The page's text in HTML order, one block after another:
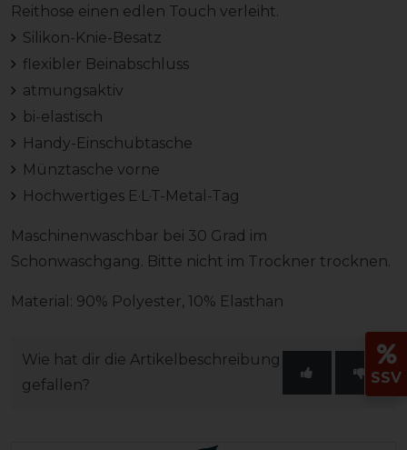
Reithose einen edlen Touch verleiht.
Silikon-Knie-Besatz
flexibler Beinabschluss
atmungsaktiv
bi-elastisch
Handy-Einschubtasche
Münztasche vorne
Hochwertiges E·L·T-Metal-Tag
Maschinenwaschbar bei 30 Grad im
Schonwaschgang. Bitte nicht im Trockner trocknen.
Material: 90% Polyester, 10% Elasthan
Wie hat dir die Artikelbeschreibung
gefallen?
SSV